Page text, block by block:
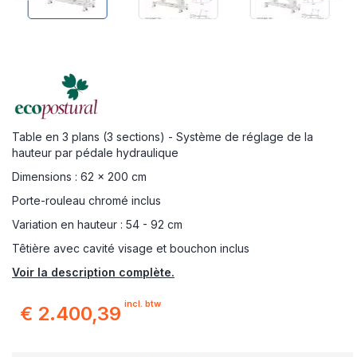
Table en 3 plans (3 sections) - Système de réglage de la
hauteur par pédale hydraulique
Dimensions : 62 x 200 cm
Porte-rouleau chromé inclus
Variation en hauteur : 54 - 92 cm
Têtière avec cavité visage et bouchon inclus
Voir la description complète.
€ 2.400,39 incl. btw